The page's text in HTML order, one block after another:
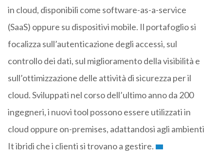
in cloud, disponibili come software-as-a-service
(SaaS) oppure su dispositivi mobile. Il portafoglio si
focalizza sull’autenticazione degli accessi, sul
controllo dei dati, sul miglioramento della visibilità e
sull’ottimizzazione delle attività di sicurezza per il
cloud. Sviluppati nel corso dell’ultimo anno da 200
ingegneri, i nuovi tool possono essere utilizzati in
cloud oppure on-premises, adattandosi agli ambienti
It ibridi che i clienti si trovano a gestire.